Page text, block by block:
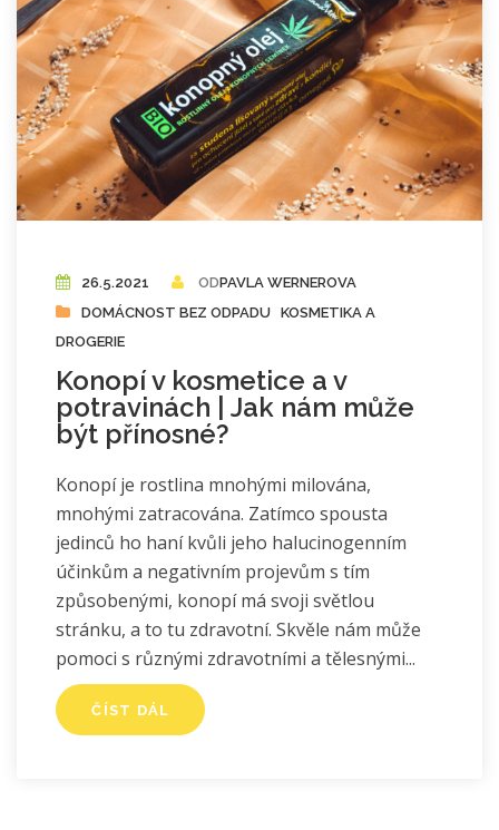
26.5.2021 ODPAVLA WERNEROVA
DOMÁCNOST BEZ ODPADU KOSMETIKA A
DROGERIE
Konopí v kosmetice a v
potravinách | Jak nám může
být přínosné?
Konopí je rostlina mnohými milována,
mnohými zatracována. Zatímco spousta
jedinců ho haní kvůli jeho halucinogenním
účinkům a negativním projevům s tím
způsobenými, konopí má svoji světlou
stránku, a to tu zdravotní. Skvěle nám může
pomoci s různými zdravotními a tělesnými
ČÍST DÁL